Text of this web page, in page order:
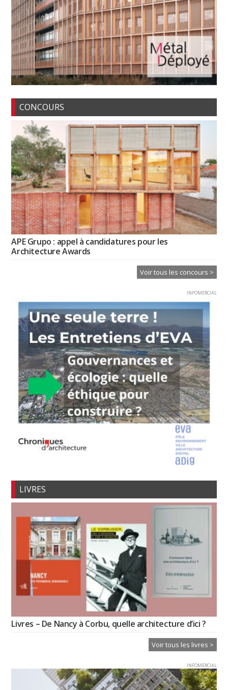
CONCOURS
APE Grupo : appel à candidatures pour les
Architecture Awards
Voir tous les concours >
INFOMERCIAL
LIVRES
Livres – De Nancy à Corbu, quelle architecture d’ici ?
Voir tous les livres >
INFOMERCIAL